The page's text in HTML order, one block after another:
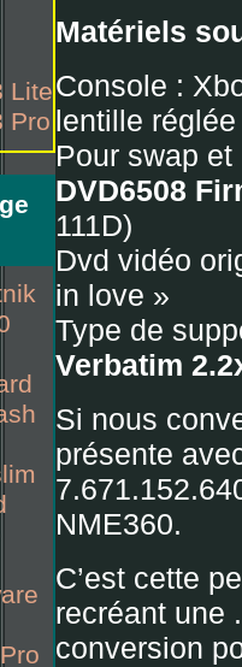
Lite
Pro
Matériels
Console :
lentille
Pour swap
DVD6508
111D)
Dvd vidéo
in love »
Type de
Verbatim
Si nous
présente
NME360.
C’est cette
recréant une
conversion